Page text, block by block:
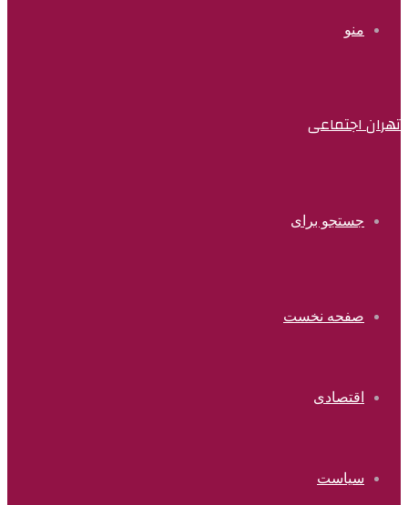
منو
تهران اجتماعی
جستجو برای
صفحه نخست
اقتصادی
سیاست